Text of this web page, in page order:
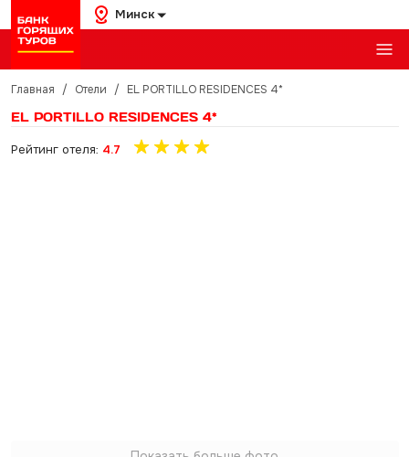
Минск
Главная / Отели / EL PORTILLO RESIDENCES 4*
EL PORTILLO RESIDENCES 4*
Рейтинг отеля: 4.7